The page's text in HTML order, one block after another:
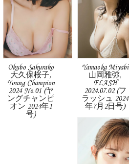
Okubo Sakurako
大久保桜子,
Young Champion
2024 No.01 (ヤ
ングチャンピ
オン 2024年1
号)
Yamaoka Miyabi
山岡雅弥,
FLASH
2024.07.02 (フ
ラッシュ 2024
年7月2日号)